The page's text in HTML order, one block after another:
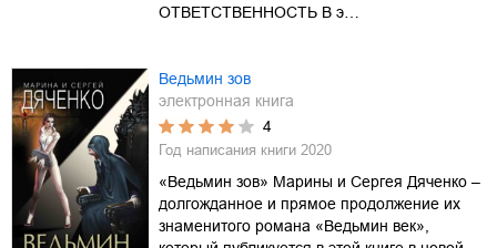
ОТВЕТСТВЕННОСТЬ В э…
Ведьмин зов
электронная книга
4
Год написания книги 2020
«Ведьмин зов» Марины и Сергея Дяченко –
долгожданное и прямое продолжение их
знаменитого романа «Ведьмин век»,